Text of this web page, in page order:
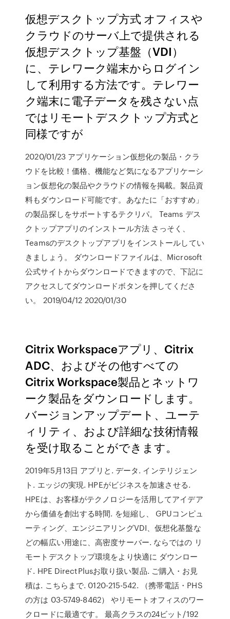
仮想デスクトップ方式 オフィスや
クラウドのサーバ上で提供される
仮想デスクトップ基盤（VDI）
に、テレワーク端末からログイン
して利用する方法です。テレワー
ク端末に電子データを残さない点
ではリモートデスクトップ方式と
同様ですが
2020/01/23 アプリケーション仮想化の製品・クラ
ウドを比較！価格、機能など気になるアプリケーシ
ョン仮想化の製品やクラウドの情報を掲載。製品資
料もダウンロード可能です。あなたに「おすすめ」
の製品探しをサポートするテクリパ。 Teams デス
クトップアプリのインストール方法 さっそく、
Teamsのデスクトップアプリをインストールしてい
きましょう。 ダウンロードファイルは、Microsoft
公式サイトからダウンロードできますので、下記に
アクセスしてダウンロードボタンを押してくださ
い。 2019/04/12 2020/01/30
Citrix Workspaceアプリ、Citrix
ADC、およびその他すべての
Citrix Workspace製品とネットワ
ーク製品をダウンロードします。
バージョンアップデート、ユーテ
ィリティ、および詳細な技術情報
を受け取ることができます。
2019年5月13日 アプリと. データ. インテリジェン
ト. エッジの実現. HPEがビジネスを加速させる.
HPEは、お客様がテクノロジーを活用してアイデア
から価値を創出する時間. を短縮し、 GPUコンピュ
ーティング、エンジニアリングVDI、仮想化基盤な
どの幅広い用途に、高密度サーバー. ならではの リ
モートデスクトップ環境をより快適に ダウンロー
ド. HPE DirectPlusお取り扱い製品. ご購入・お見
積は. こちらまで. 0120-215-542. （携帯電話・PHS
の方は 03-5749-8462） やリモートオフィスのワー
クロードに最適です。 最高クラスの24ビット/192